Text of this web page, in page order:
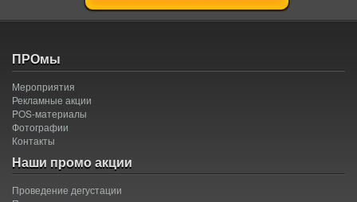
ПРОмы
Мероприятия
Рекламные акции
POS-материалы
Фотографии
Контакты
Наши промо акции
Проведение дегустации